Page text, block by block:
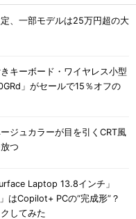
、一部モデルは25万円超の大
キーボード・ワイヤレス小型
」がセールで15％オフの
ジュカラーが目を引くCRT風
つ
Laptop 13.8インチ」
はCopilot+ PCの“完成形”？
してみた